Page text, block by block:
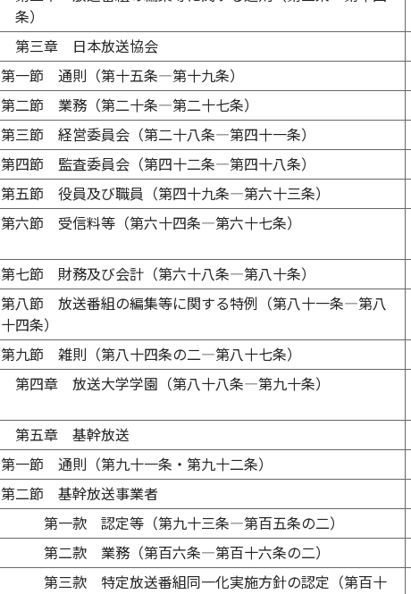
条）
第三章 日本放送協会
第一節 通則（第十五条―第十九条）
第二節 業務（第二十条―第二十七条）
第三節 経営委員会（第二十八条―第四十一条）
第四節 監査委員会（第四十二条―第四十八条）
第五節 役員及び職員（第四十九条―第六十三条）
第六節 受信料等（第六十四条―第六十七条）
第七節 財務及び会計（第六十八条―第八十条）
第八節 放送番組の編集等に関する特例（第八十一条―第八
十四条）
第九節 雑則（第八十四条の二―第八十七条）
第四章 放送大学学園（第八十八条―第九十条）
第五章 基幹放送
第一節 通則（第九十一条・第九十二条）
第二節 基幹放送事業者
第一款 認定等（第九十三条―第百五条の二）
第二款 業務（第百六条―第百十六条の二）
第三款 特定放送番組同一化実施方針の認定（第百十